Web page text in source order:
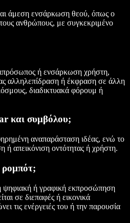
άμεση ενσάρκωση θεού, όπως ο
ανθρώπους, με συγκεκριμένο
ή ενσάρκωση χρήστη,
αλληλεπίδραση ή έκφραση σε άλλη
διαδικτυακά φόρουμ ή
και συμβόλου;
αναπαράσταση ιδέας, ενώ το
ή απεικόνιση οντότητας ή χρήστη.
ρομπότ;
ψηφιακή ή γραφική εκπροσώπηση
σε διεπαφές ή εικονικά
τις ενέργειές του ή την παρουσία